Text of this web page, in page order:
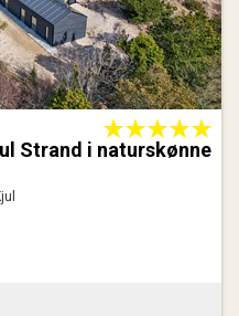
Strand i naturskønne